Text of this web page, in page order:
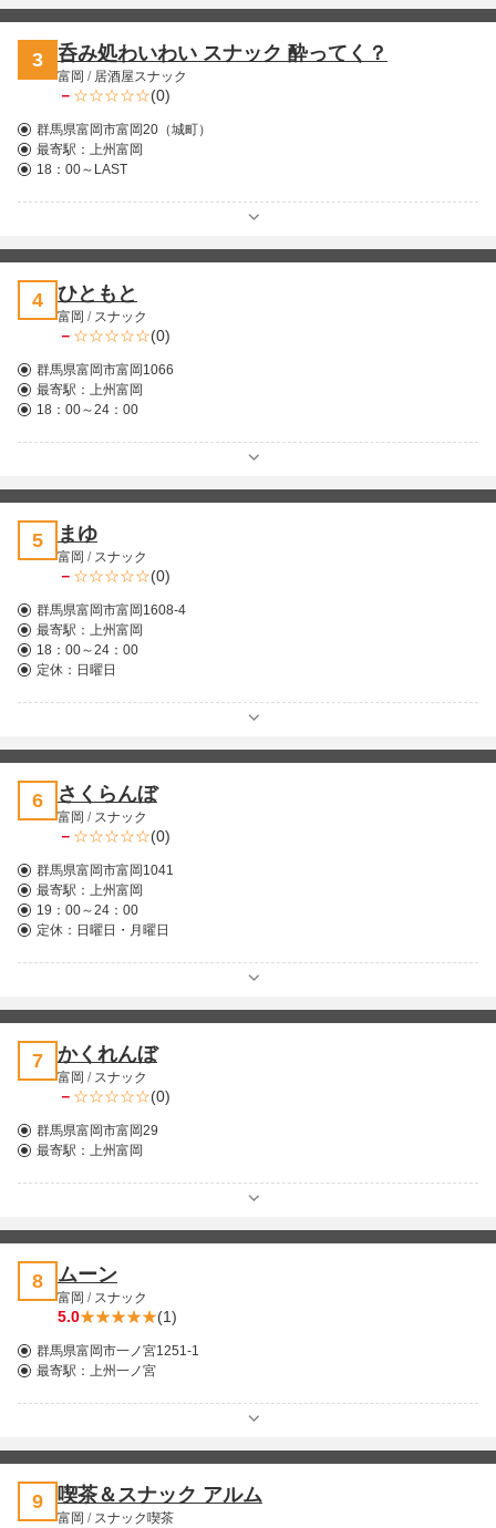
3 呑み処わいわい スナック 酔ってく？
富岡 / 居酒屋スナック
－ (0)
群馬県富岡市富岡20（城町）
最寄駅： 上州富岡
18：00～LAST
4 ひともと
富岡 / スナック
－ (0)
群馬県富岡市富岡1066
最寄駅： 上州富岡
18：00～24：00
5 まゆ
富岡 / スナック
－ (0)
群馬県富岡市富岡1608-4
最寄駅： 上州富岡
18：00～24：00
定休：日曜日
6 さくらんぼ
富岡 / スナック
－ (0)
群馬県富岡市富岡1041
最寄駅： 上州富岡
19：00～24：00
定休：日曜日・月曜日
7 かくれんぼ
富岡 / スナック
－ (0)
群馬県富岡市富岡29
最寄駅： 上州富岡
8 ムーン
富岡 / スナック
5.0 (1)
群馬県富岡市一ノ宮1251-1
最寄駅： 上州一ノ宮
9 喫茶＆スナック アルム
富岡 / スナック喫茶